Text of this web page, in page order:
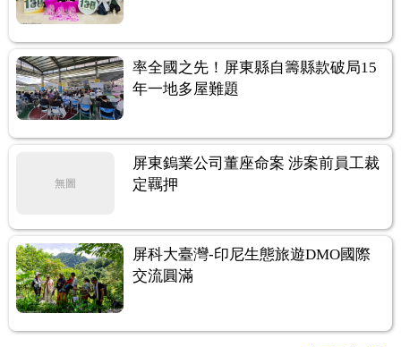
率全國之先！屏東縣自籌縣款破局15
年一地多屋難題
無圖
屏東鎢業公司董座命案 涉案前員工裁
定羈押
屏科大臺灣-印尼生態旅遊DMO國際
交流圓滿